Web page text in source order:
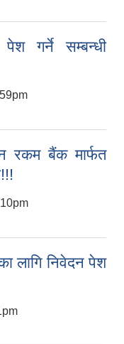
गर्ने सम्बन्धी
रकम बैंक मार्फत
लागि निवेदन पेश